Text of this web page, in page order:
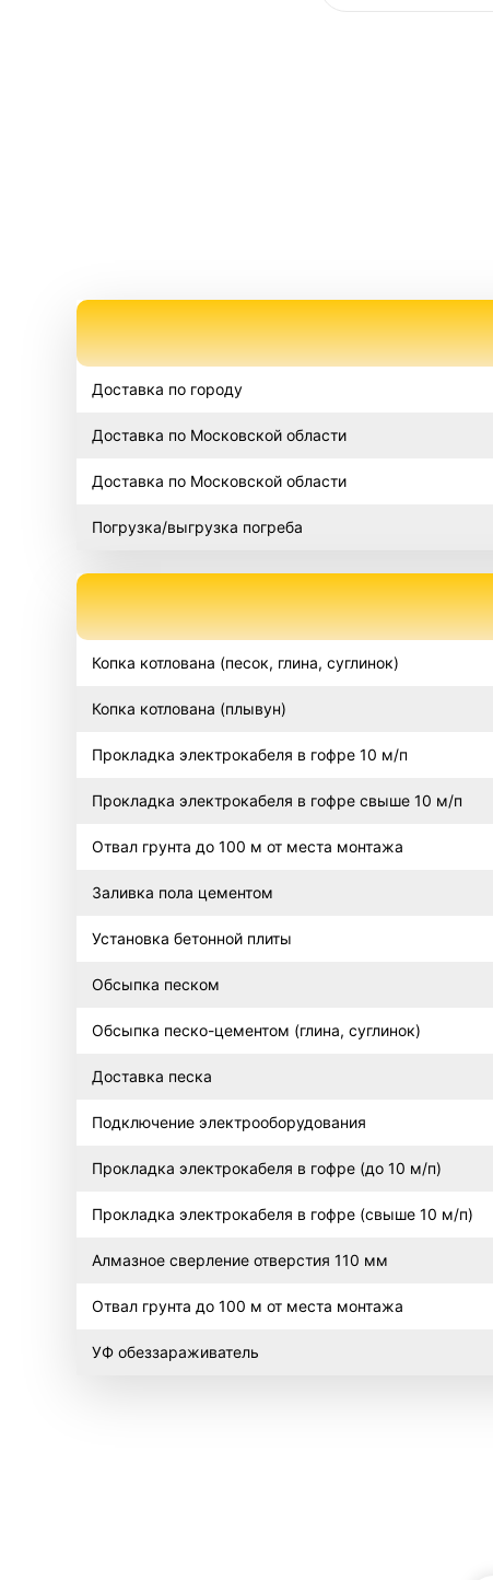
Доставка по городу
Доставка по Московской области
Доставка по Московской области
Погрузка/выгрузка погреба
Копка котлована (песок, глина, суглинок)
Копка котлована (плывун)
Прокладка электрокабеля в гофре 10 м/п
Прокладка электрокабеля в гофре свыше 10 м/п
Отвал грунта до 100 м от места монтажа
Заливка пола цементом
Установка бетонной плиты
Обсыпка песком
Обсыпка песко-цементом (глина, суглинок)
Доставка песка
Подключение электрооборудования
Прокладка электрокабеля в гофре (до 10 м/п)
Прокладка электрокабеля в гофре (свыше 10 м/п)
Алмазное сверление отверстия 110 мм
Отвал грунта до 100 м от места монтажа
УФ обеззараживатель